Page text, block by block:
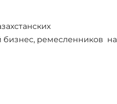
бизнес, ремесленников на